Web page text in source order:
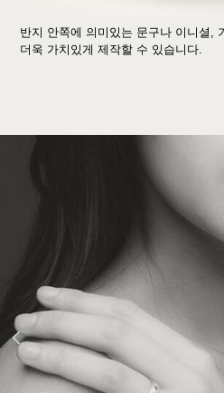
반지 안쪽에 의미있는 문구나 이니셜,
더욱 가치있게 제작할 수 있습니다.